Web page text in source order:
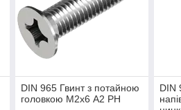
DIN 965 Гвинт з потайною
головкою М2х6 А2 PH
DIN